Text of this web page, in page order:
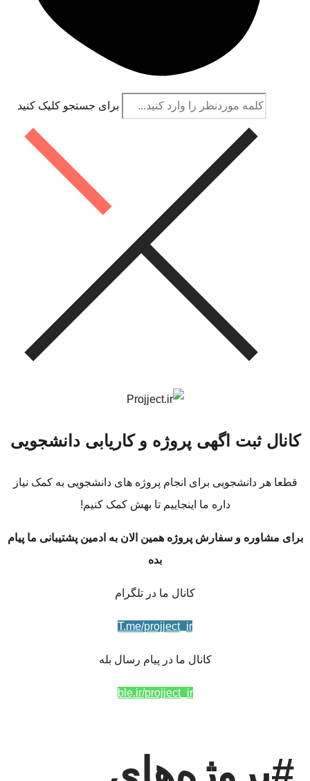
برای جستجو کلیک کنید
کانال ثبت اگهی پروژه و کاریابی دانشجویی
قطعا هر دانشجویی برای انجام پروژه های دانشجویی به کمک نیاز
داره ما اینجاییم تا بهش کمک کنیم!
برای مشاوره و سفارش پروژه همین الان به ادمین پشتیبانی ما پیام
بده
کانال ما در تلگرام
T.me/projject_ir
کانال ما در پیام رسال بله
ble.ir/projject_ir